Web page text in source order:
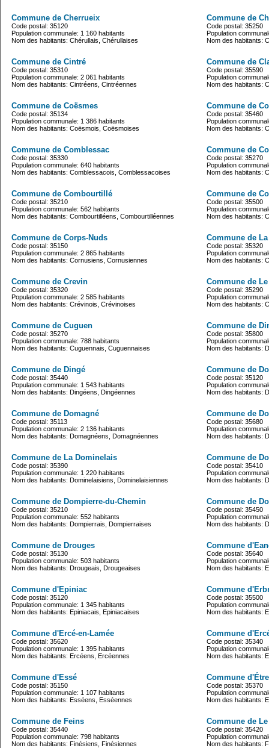
Commune de Cherrueix
Code postal: 35120
Population communale: 1 160 habitants
Nom des habitants: Chérullais, Chérullaises
Commune de
Code postal: 35250
Population
Nom des habitants:
Commune de Cintré
Code postal: 35310
Population communale: 2 061 habitants
Nom des habitants: Cintréens, Cintréennes
Commune de
Code postal: 35590
Population
Nom des habitants:
Commune de Coësmes
Code postal: 35134
Population communale: 1 386 habitants
Nom des habitants: Coësmois, Coësmoises
Commune de
Code postal: 35460
Population
Nom des habitants:
Commune de Comblessac
Code postal: 35330
Population communale: 640 habitants
Nom des habitants: Comblessacois, Comblessacoises
Commune de
Code postal: 35270
Population
Nom des habitants:
Commune de Combourtillé
Code postal: 35210
Population communale: 562 habitants
Nom des habitants: Combourtilléens, Combourtilléennes
Commune de
Code postal: 35500
Population
Nom des habitants:
Commune de Corps-Nuds
Code postal: 35150
Population communale: 2 865 habitants
Nom des habitants: Cornusiens, Cornusiennes
Commune de
Code postal: 35320
Population
Nom des habitants:
Commune de Crevin
Code postal: 35320
Population communale: 2 585 habitants
Nom des habitants: Crévinois, Crévinoises
Commune de
Code postal: 35290
Population
Nom des habitants:
Commune de Cuguen
Code postal: 35270
Population communale: 788 habitants
Nom des habitants: Cuguennais, Cuguennaises
Commune de
Code postal: 35800
Population
Nom des habitants:
Commune de Dingé
Code postal: 35440
Population communale: 1 543 habitants
Nom des habitants: Dingéens, Dingéennes
Commune de
Code postal: 35120
Population
Nom des habitants:
Commune de Domagné
Code postal: 35113
Population communale: 2 136 habitants
Nom des habitants: Domagnéens, Domagnéennes
Commune de
Code postal: 35680
Population
Nom des habitants:
Commune de La Dominelais
Code postal: 35390
Population communale: 1 220 habitants
Nom des habitants: Dominelaisiens, Dominelaisiennes
Commune de
Code postal: 35410
Population
Nom des habitants:
Commune de Dompierre-du-Chemin
Code postal: 35210
Population communale: 552 habitants
Nom des habitants: Dompierrais, Dompierraises
Commune de
Code postal: 35450
Population
Nom des habitants:
Commune de Drouges
Code postal: 35130
Population communale: 503 habitants
Nom des habitants: Drougeais, Drougeaises
Commune
Code postal: 35640
Population
Nom des habitants:
Commune d'Epiniac
Code postal: 35120
Population communale: 1 345 habitants
Nom des habitants: Epiniacais, Epiniacaises
Commune
Code postal: 35500
Population
Nom des habitants:
Commune d'Ercé-en-Lamée
Code postal: 35620
Population communale: 1 395 habitants
Nom des habitants: Ercéens, Ercéennes
Commune
Code postal: 35340
Population
Nom des habitants:
Commune d'Essé
Code postal: 35150
Population communale: 1 107 habitants
Nom des habitants: Esséens, Esséennes
Commune
Code postal: 35370
Population
Nom des habitants:
Commune de Feins
Code postal: 35440
Population communale: 798 habitants
Nom des habitants: Finésiens, Finésiennes
Commune de
Code postal: 35420
Population
Nom des habitants: